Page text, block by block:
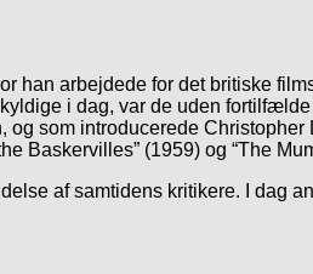
han arbejdede for det britiske
i dag, var de uden
som introducerede
Baskervilles” (1959) og “The
af samtidens kritikere. I dag